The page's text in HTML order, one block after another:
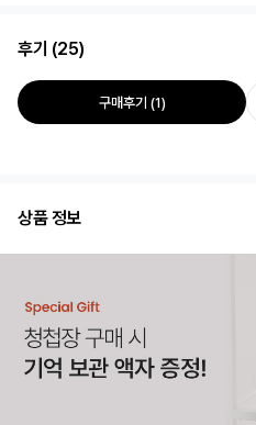
후기 (25)
구매후기 (1)
상품 정보